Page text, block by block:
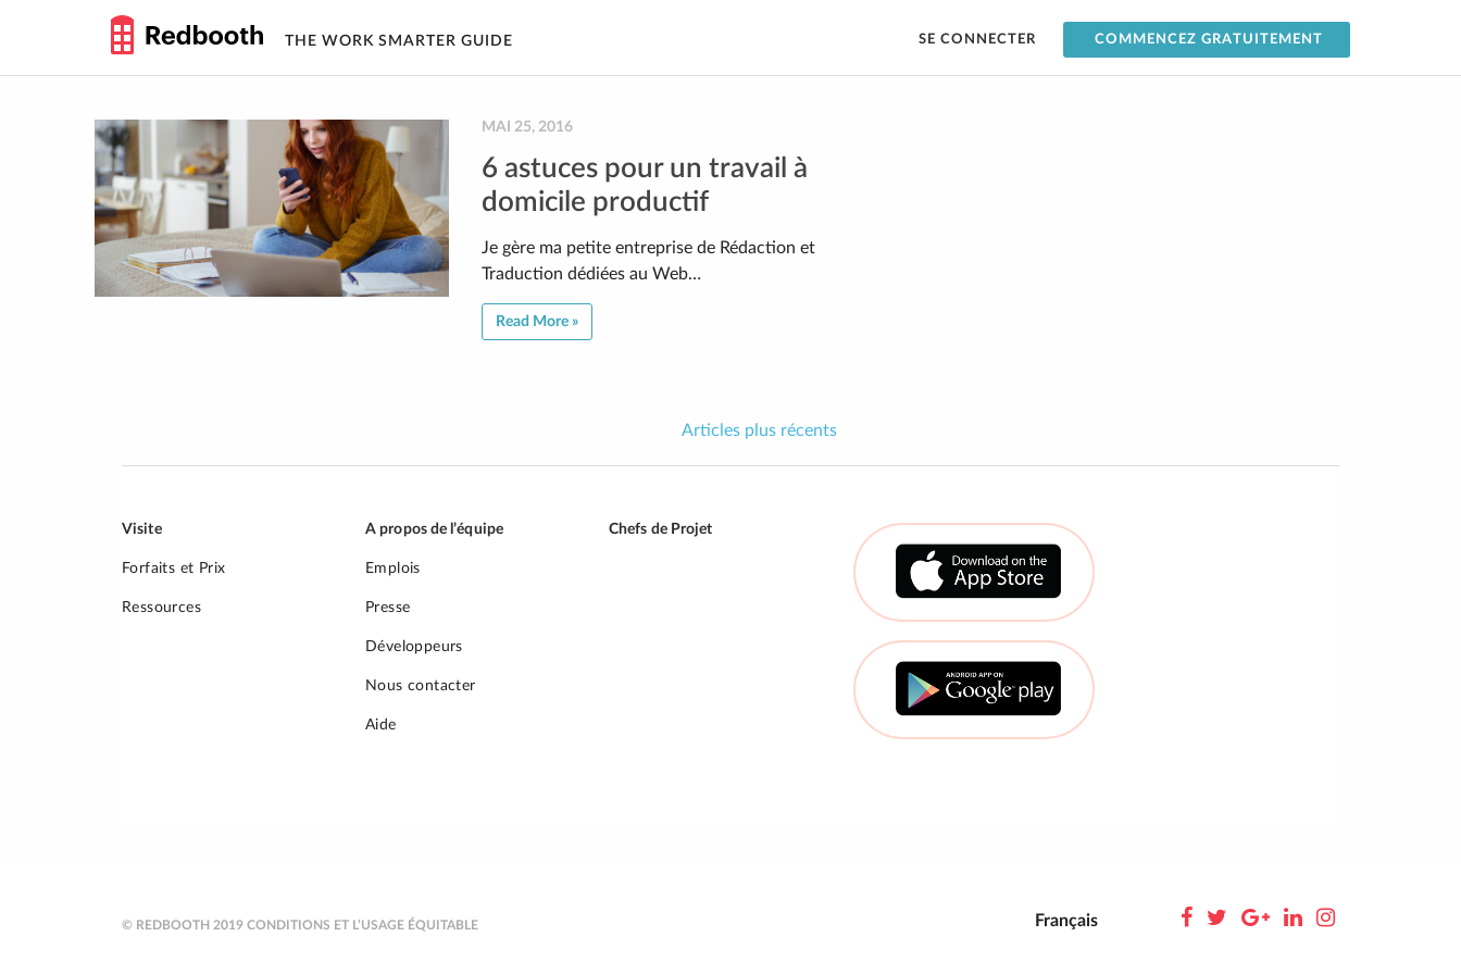
THE WORK SMARTER GUIDE SE CONNECTER COMMENCEZ GRATUITEMENT
MAI 25, 2016
6 astuces pour un travail à
domicile productif
Je gère ma petite entreprise de Rédaction et
Traduction dédiées au Web…
Read More »
articles
Articles plus récents
Visite
Forfaits et Prix
Ressources
A propos de l’équipe
Emplois
Presse
Développeurs
Nous contacter
Aide
Chefs de Projet
© REDBOOTH 2019 CONDITIONS ET L’USAGE ÉQUITABLE Français